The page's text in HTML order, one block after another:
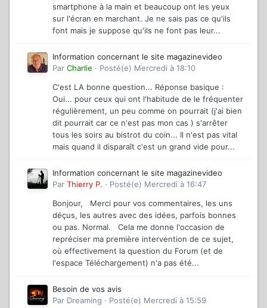
smartphone à la main et beaucoup ont les yeux
sur l'écran en marchant. Je ne sais pas ce qu'ils
font mais je suppose qu'ils ne font pas leur...
Information concernant le site magazinevideo
Par Charlie · Posté(e) Mercredi à 18:10
C'est LA bonne question... Réponse basique :
Oui... pour ceux qui ont l'habitude de le fréquenter
régulièrement, un peu comme on pourrait (j'ai bien
dit pourrait car ce n'est pas mon cas ) s'arrêter
tous les soirs au bistrot du coin... Il n'est pas vital
mais quand il disparaît c'est un grand vide pour...
Information concernant le site magazinevideo
Par Thierry P. · Posté(e) Mercredi à 16:47
Bonjour, Merci pour vos commentaires, les uns
déçus, les autres avec des idées, parfois bonnes
ou pas. Normal. Cela me donne l'occasion de
repréciser ma première intervention de ce sujet,
où effectivement la question du Forum (et de
l'espace Téléchargement) n'a pas été...
Besoin de vos avis
Par Dreaming · Posté(e) Mercredi à 15:59